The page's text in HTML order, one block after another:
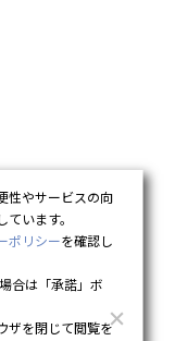
性やサービスの向
います。
ポリシーを確認し
合は「承諾」ボ
ザを閉じて閲覧を